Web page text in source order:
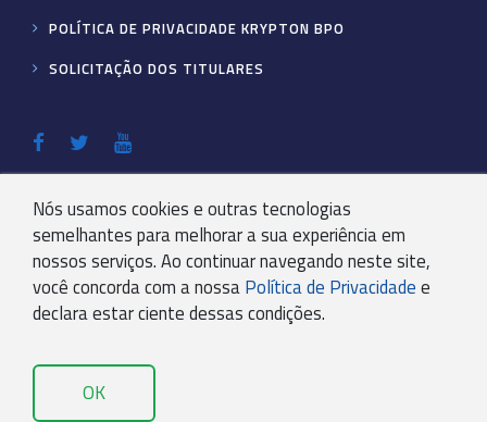
Nós usamos cookies e outras tecnologias
semelhantes para melhorar a sua experiência em
nossos serviços. Ao continuar navegando neste site,
você concorda com a nossa Política de Privacidade e
declara estar ciente dessas condições.
OK
POLÍTICA DE PRIVACIDADE KRYPTON BPO
SOLICITAÇÃO DOS TITULARES
sou cliente ainda não sou cliente